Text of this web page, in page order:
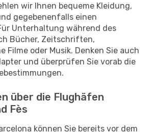
wir Ihnen bequeme Kleidung,
gegebenenfalls einen
Unterhaltung während des
Bücher, Zeitschriften,
Filme oder Musik. Denken Sie auch
und überprüfen Sie vorab die
über die Flughäfen
Fès
können Sie bereits vor dem